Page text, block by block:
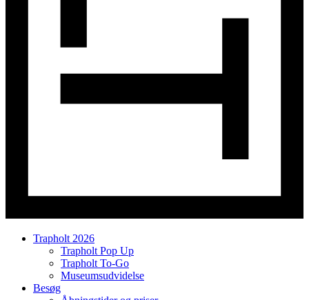
Trapholt 2026
Trapholt Pop Up
Trapholt To-Go
Museumsudvidelse
Besøg